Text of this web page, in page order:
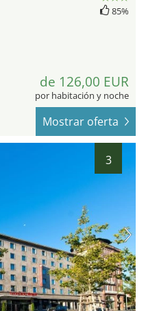
85%
de 126,00 EUR
por habitación y noche
Mostrar oferta
3